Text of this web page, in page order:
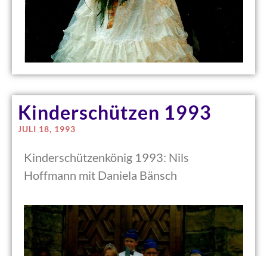
Kinderschützen 1993
JULI 18, 1993
Kinderschützenkönig 1993: Nils
Hoffmann mit Daniela Bänsch